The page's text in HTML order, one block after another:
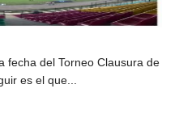
fecha del Torneo Clausura de
es el que...